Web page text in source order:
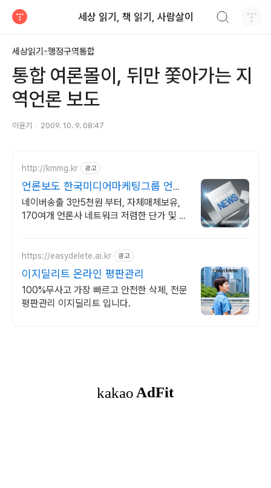
세상 읽기, 책 읽기, 사람살이
세상읽기-행정구역통합
통합 여론몰이, 뒤만 쫓아가는 지
역언론 보도
이윤기 2009. 10. 9. 08:47
http://kmmg.kr 광고
언론보도 한국미디어마케팅그룹 언론
사 직접운영
네이버송출 3만5천원 부터, 자체매체보유,
170여개 언론사 네트워크 저렴한 단가 및 충
https://easydelete.ai.kr 광고
이지딜리트 온라인 평판관리
100%무사고 가장 빠르고 안전한 삭제, 전문
평판관리 이지딜리트 입니다.